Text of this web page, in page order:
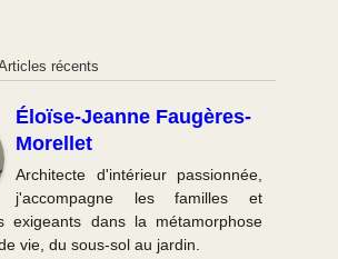
récents
Éloïse-Jeanne Faugères-
Morellet
Architecte d'intérieur passionnée,
j'accompagne les familles et
exigeants dans la métamorphose
vie, du sous-sol au jardin.